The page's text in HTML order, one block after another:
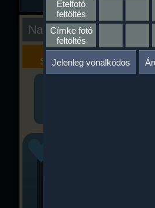
Nap kiértékelése
Kalória
Szimulátor
Ételfotó
feltöltés
Címke fotó
feltöltés
Jelenleg vonalkódos